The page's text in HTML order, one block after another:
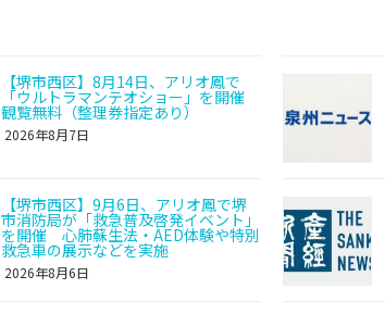
【堺市西区】8月14日、アリオ鳳で
「ウルトラマンテオショー」を開催
観覧無料（整理券指定あり）
2026年8月7日
【堺市西区】9月6日、アリオ鳳で堺
市消防局が「救急普及啓発イベント」
を開催 心肺蘇生法・AED体験や特別
救急車の展示などを実施
2026年8月6日